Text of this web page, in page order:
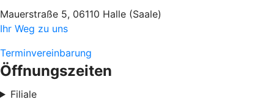
Mauerstraße 5, 06110 Halle (Saale)
Ihr Weg zu uns
Terminvereinbarung
Öffnungszeiten
Filiale